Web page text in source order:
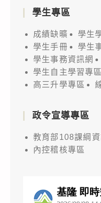
學生專區
成績缺曠
學生
學生手冊
學生
學生事務資訊網
學生自主學習專區
高三升學專區
政令宣導專區
教育部108課綱資
內控稽核專區